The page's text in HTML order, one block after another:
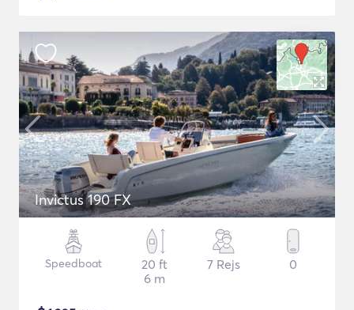
Invictus 190 FX
Speedboat
20 ft
6 m
7 Rejs 0